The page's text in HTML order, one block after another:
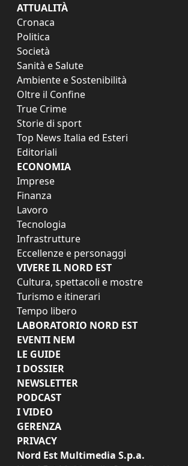
ATTUALITÀ
Cronaca
Politica
Società
Sanità e Salute
Ambiente e Sostenibilità
Oltre il Confine
True Crime
Storie di sport
Top News Italia ed Esteri
Editoriali
ECONOMIA
Imprese
Finanza
Lavoro
Tecnologia
Infrastrutture
Eccellenze e personaggi
VIVERE IL NORD EST
Cultura, spettacoli e mostre
Turismo e itinerari
Tempo libero
LABORATORIO NORD EST
EVENTI NEM
LE GUIDE
I DOSSIER
NEWSLETTER
PODCAST
I VIDEO
GERENZA
PRIVACY
Nord Est Multimedia S.p.a.